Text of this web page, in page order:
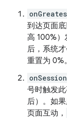
到达页面
高 100%）
后，系统
重置为 0%。
号时触发
后）。如
页面互动，